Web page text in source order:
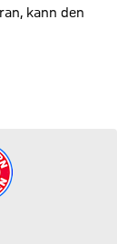
kann den